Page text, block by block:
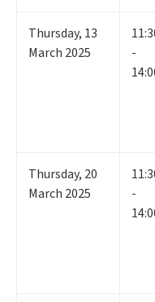
Thursday, 13
March 2025
-
Thursday, 20
March 2025
-